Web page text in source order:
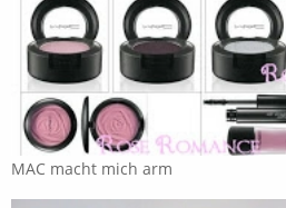
MAC macht mich arm